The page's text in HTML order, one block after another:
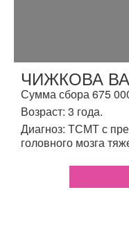
ЧИЖКОВА
Сумма сбора 675
Возраст: 3 года.
Диагноз: ТСМТ с
головного мозга